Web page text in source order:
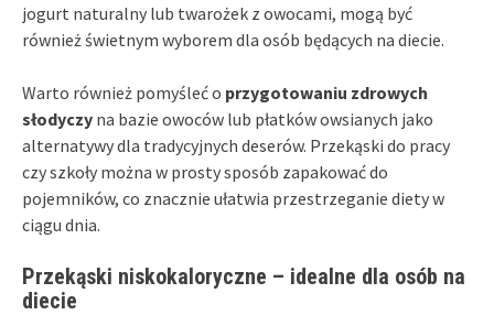
jogurt naturalny lub twarożek z owocami, mogą być
również świetnym wyborem dla osób będących na diecie.
Warto również pomyśleć o przygotowaniu zdrowych
słodyczy na bazie owoców lub płatków owsianych jako
alternatywy dla tradycyjnych deserów. Przekąski do pracy
czy szkoły można w prosty sposób zapakować do
pojemników, co znacznie ułatwia przestrzeganie diety w
ciągu dnia.
Przekąski niskokaloryczne – idealne dla osób na
diecie